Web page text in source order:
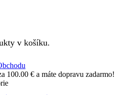
v košíku.
100.00 € a máte dopravu zadarmo!